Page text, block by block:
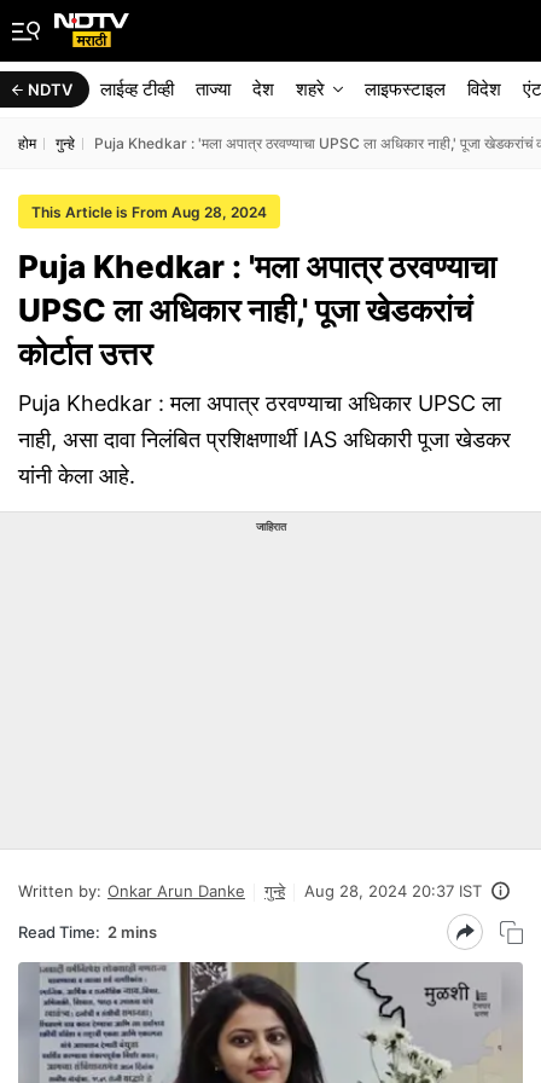
NDTV लाईव्ह टीव्ही ताज्या देश शहरे लाइफस्टाइल विदेश
होम गुन्हे Puja Khedkar : 'मला अपात्र ठरवण्याचा UPSC ला अधिकार नाही,' पूजा खेडकरांचं
This Article is From Aug 28, 2024
Puja Khedkar : 'मला अपात्र ठरवण्याचा
UPSC ला अधिकार नाही,' पूजा खेडकरांचं
कोर्टात उत्तर
Puja Khedkar : मला अपात्र ठरवण्याचा अधिकार UPSC ला
नाही, असा दावा निलंबित प्रशिक्षणार्थी IAS अधिकारी पूजा खेडकर
यांनी केला आहे.
जाहिरात
Written by: Onkar Arun Danke गुन्हे Aug 28, 2024 20:37 IST
Read Time: 2 mins